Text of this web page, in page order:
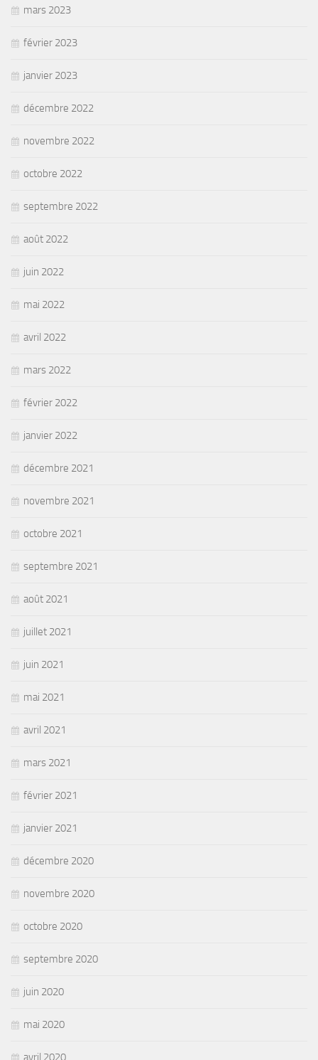
mars 2023
février 2023
janvier 2023
décembre 2022
novembre 2022
octobre 2022
septembre 2022
août 2022
juin 2022
mai 2022
avril 2022
mars 2022
février 2022
janvier 2022
décembre 2021
novembre 2021
octobre 2021
septembre 2021
août 2021
juillet 2021
juin 2021
mai 2021
avril 2021
mars 2021
février 2021
janvier 2021
décembre 2020
novembre 2020
octobre 2020
septembre 2020
juin 2020
mai 2020
avril 2020